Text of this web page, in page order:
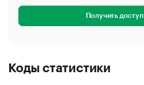
Получить доступ
Коды статистики